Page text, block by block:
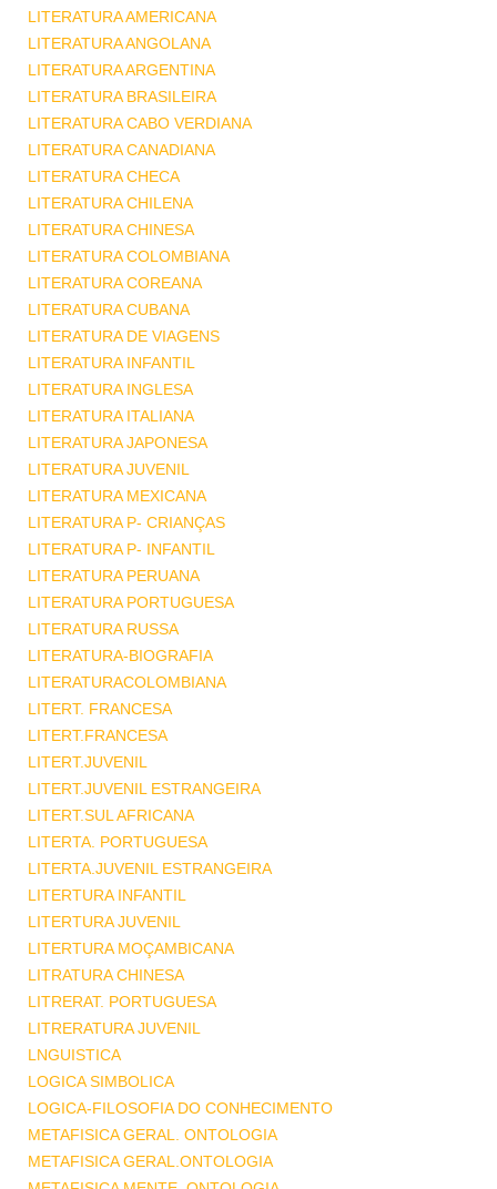
LITERATURA AMERICANA
LITERATURA ANGOLANA
LITERATURA ARGENTINA
LITERATURA BRASILEIRA
LITERATURA CABO VERDIANA
LITERATURA CANADIANA
LITERATURA CHECA
LITERATURA CHILENA
LITERATURA CHINESA
LITERATURA COLOMBIANA
LITERATURA COREANA
LITERATURA CUBANA
LITERATURA DE VIAGENS
LITERATURA INFANTIL
LITERATURA INGLESA
LITERATURA ITALIANA
LITERATURA JAPONESA
LITERATURA JUVENIL
LITERATURA MEXICANA
LITERATURA P- CRIANÇAS
LITERATURA P- INFANTIL
LITERATURA PERUANA
LITERATURA PORTUGUESA
LITERATURA RUSSA
LITERATURA-BIOGRAFIA
LITERATURACOLOMBIANA
LITERT. FRANCESA
LITERT.FRANCESA
LITERT.JUVENIL
LITERT.JUVENIL ESTRANGEIRA
LITERT.SUL AFRICANA
LITERTA. PORTUGUESA
LITERTA.JUVENIL ESTRANGEIRA
LITERTURA INFANTIL
LITERTURA JUVENIL
LITERTURA MOÇAMBICANA
LITRATURA CHINESA
LITRERAT. PORTUGUESA
LITRERATURA JUVENIL
LNGUISTICA
LOGICA SIMBOLICA
LOGICA-FILOSOFIA DO CONHECIMENTO
METAFISICA GERAL. ONTOLOGIA
METAFISICA GERAL.ONTOLOGIA